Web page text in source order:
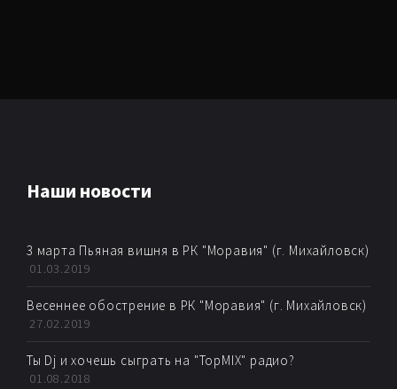
BREAKBEAT
CHEMICAL BEATS
CHIPTUNE
Наши новости
3 марта Пьяная вишня в РК "Моравия" (г. Михайловск)
01.03.2019
Весеннее обострение в РК "Моравия" (г. Михайловск)
27.02.2019
Ты Dj и хочешь сыграть на "TopMIX" радио?
01.08.2018